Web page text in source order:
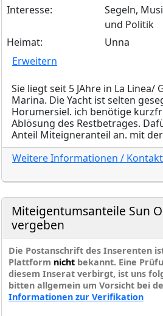
Interesse:
Segeln,
und Politik
Heimat:
Unna
Erweitern
Sie liegt seit 5 JAhre in La Linea/
Marina. Die Yacht ist selten
Horumersiel. ich benötige
Ablösung des Restbetrages.
Anteil Miteigneranteil an. mit
Weitere Informationen / Kontakt
Miteigentumsanteile Sun
vergeben
Die Postanschrift des Inserenten
Plattform nicht bekannt. Eine
diesem Inserat verbirgt, ist uns
bitten allgemein um Vorsicht bei
Informationen zur Verifikation